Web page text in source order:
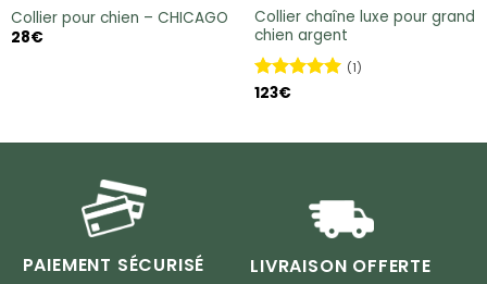
Collier pour chien – CHICAGO
28€
Collier chaîne luxe pour grand
chien argent
Note
(1)
123€
PAIEMENT SÉCURISÉ
LIVRAISON OFFERTE